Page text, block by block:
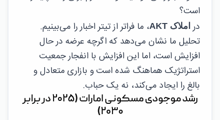
است؟
در املاک AKT
، ما فراتر از تیتر اخبار را می‌بینیم.
تحلیل ما نشان می‌دهد که اگرچه عرضه در حال
افزایش است، اما این افزایش با انفجار جمعیت
استراتژیک هماهنگ شده است و بازاری متعادل و
بالغ را ایجاد می‌کند، نه یک حباب.
رشد موجودی مسکونی امارات (۲۰۲۵ در برابر
۲۰۳۰)